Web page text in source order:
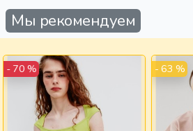
Мы рекомендуем
- 70 % - 63 %